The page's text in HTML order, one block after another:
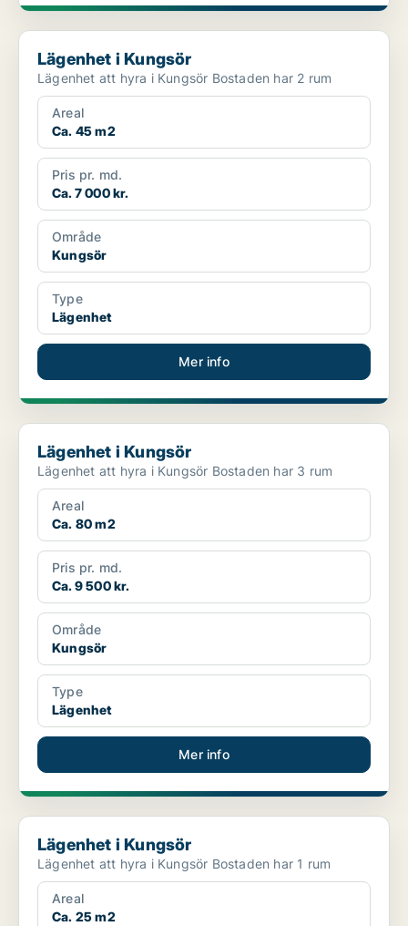
Lägenhet i Kungsör
Lägenhet i Kungsör
Lägenhet att hyra i Kungsör Bostaden har 2 rum
Areal
Ca. 45 m2
Pris pr. md.
Ca. 7 000 kr.
Område
Kungsör
Type
Lägenhet
Mer info
Lägenhet i Kungsör
Lägenhet i Kungsör
Lägenhet att hyra i Kungsör Bostaden har 3 rum
Areal
Ca. 80 m2
Pris pr. md.
Ca. 9 500 kr.
Område
Kungsör
Type
Lägenhet
Mer info
Lägenhet i Kungsör
Lägenhet i Kungsör
Lägenhet att hyra i Kungsör Bostaden har 1 rum
Areal
Ca. 25 m2